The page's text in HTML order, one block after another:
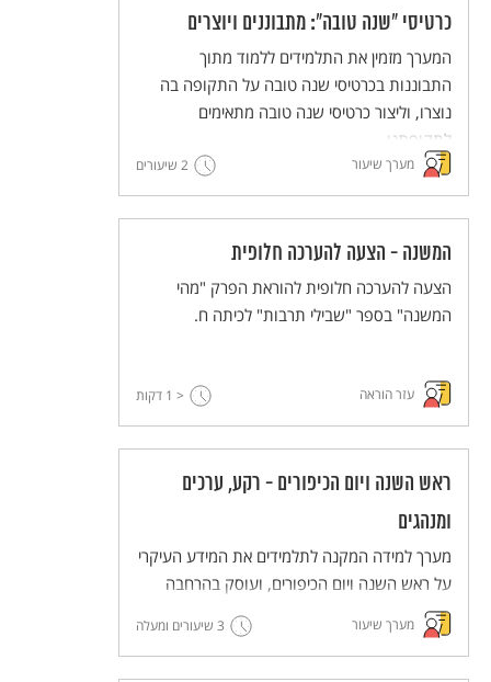
כרטיסי "שנה טובה": מתבוננים ויוצרים
המערך מזמין את התלמידים ללמוד מתוך
התבוננות בכרטיסי שנה טובה על התקופה בה
נוצרו, וליצור כרטיסי שנה טובה מתאימים
לתקופתנו.
מערך שיעור 2 שיעורים
המשנה - הצעה להערכה חלופית
הצעה להערכה חלופית להוראת הפרק "מהי
המשנה" בספר "שבילי תרבות" לכיתה ח.
עזר הוראה < 1 דקות
ראש השנה ויום הכיפורים - רקע, ערכים
ומנהגים
מערך למידה המקנה לתלמידים את המידע העיקרי
על ראש השנה ויום הכיפורים, ועוסק בהרחבה
בערכים שעולים מהחגים האלה.
מערך שיעור 3 שיעורים ומעלה